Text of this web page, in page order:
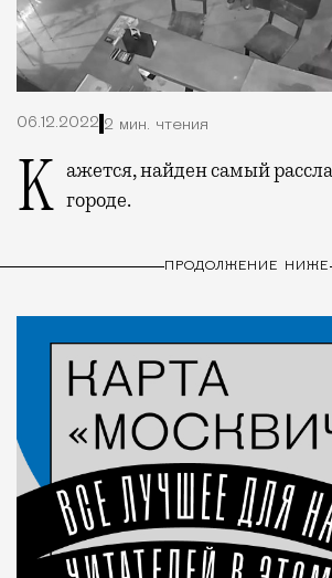
06.12.2022 2 мин. чтения
Кажется, найден самый расслабленный вор в городе.
ПРОДОЛЖЕНИЕ НИЖЕ